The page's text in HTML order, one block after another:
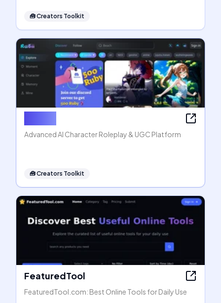
🧰Creators Toolkit
Advanced AI Character Roleplay & UGC Platform
🧰Creators Toolkit
FeaturedTool
FeaturedTool.com: Best Online Tools for Daily Use